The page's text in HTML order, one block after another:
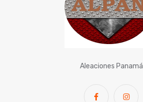
Aleaciones Panamá